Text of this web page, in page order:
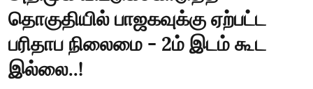
தொகுதியில் பாஜகவுக்கு ஏற்பட்ட
பரிதாப நிலைமை - 2ம் இடம் கூட
இல்லை..!